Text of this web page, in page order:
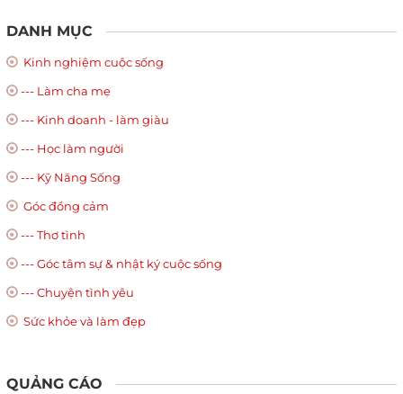
DANH MỤC
Kinh nghiệm cuộc sống
--- Làm cha mẹ
--- Kinh doanh - làm giàu
--- Học làm người
--- Kỹ Năng Sống
Góc đồng cảm
--- Thơ tình
--- Góc tâm sự & nhật ký cuộc sống
--- Chuyện tình yêu
Sức khỏe và làm đẹp
QUẢNG CÁO